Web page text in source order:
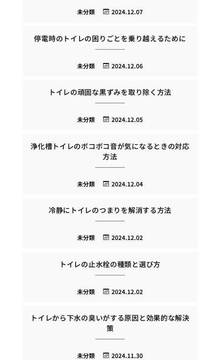
2024.12.07
未分類
停電時のトイレの困りごとを乗り越えるために
2024.12.06
未分類
トイレの頑固な黒ずみを取り除く方法
2024.12.05
未分類
浄化槽トイレのボコボコ音が気になるときの対応
方法
2024.12.04
未分類
冷静にトイレのつまりを解消する方法
2024.12.02
未分類
トイレの止水栓の種類と選び方
2024.12.02
未分類
トイレから下水の臭いがする原因と効果的な解決
策
2024.11.30
未分類